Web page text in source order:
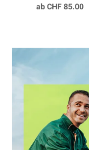
ab CHF 85.00